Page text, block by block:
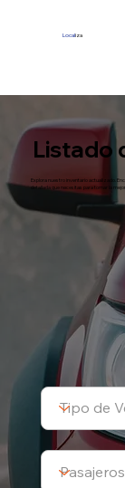
Localiza
Listado
Explora nuestro inventario actualizado.
detallada que necesitas para tomar la